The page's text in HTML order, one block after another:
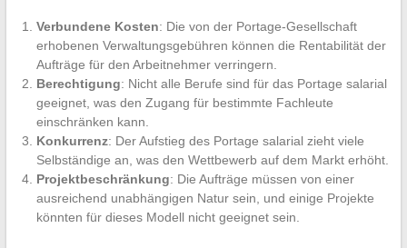
Verbundene Kosten: Die von der Portage-Gesellschaft
erhobenen Verwaltungsgebühren können die Rentabilität der
Aufträge für den Arbeitnehmer verringern.
Berechtigung: Nicht alle Berufe sind für das Portage salarial
geeignet, was den Zugang für bestimmte Fachleute
einschränken kann.
Konkurrenz: Der Aufstieg des Portage salarial zieht viele
Selbständige an, was den Wettbewerb auf dem Markt erhöht.
Projektbeschränkung: Die Aufträge müssen von einer
ausreichend unabhängigen Natur sein, und einige Projekte
könnten für dieses Modell nicht geeignet sein.